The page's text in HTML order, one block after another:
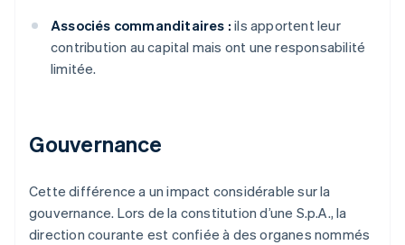
Associés commanditaires : ils apportent leur
contribution au capital mais ont une responsabilité
limitée.
Gouvernance
Cette différence a un impact considérable sur la
gouvernance. Lors de la constitution d’une S.p.A., la
direction courante est confiée à des organes nommés